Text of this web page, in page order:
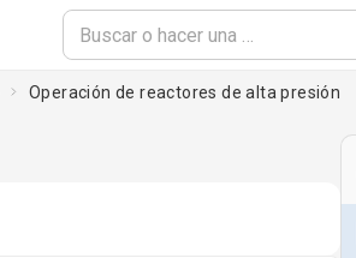
Operación de reactores de alta presión